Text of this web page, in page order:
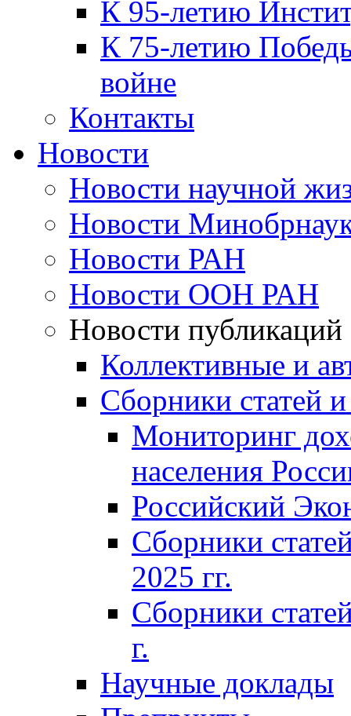
К 95-летию
К 75-летию
войне
Контакты
Новости
Новости научной
Новости
Новости РАН
Новости ООН РАН
Новости публикаций
Коллективные и
Сборники статей
Мониторинг
населения
Российский
Сборники
2025 гг.
Сборники
г.
Научные доклады